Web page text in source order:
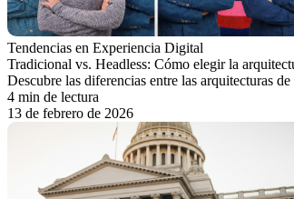
Tendencias en Experiencia Digital
Tradicional vs. Headless: Cómo elegir la
Descubre las diferencias entre las arquitecturas
4 min de lectura
13 de febrero de 2026